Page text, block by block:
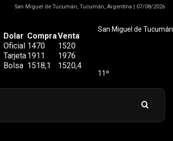
San Miguel de Tucumán, Tucumán, Argentina | 07/08/2026
Dolar CompraVenta
Oficial 1470
1520
Tarjeta1911
1976
Bolsa 1518,1 1520,4
San Miguel de Tucumán
11º